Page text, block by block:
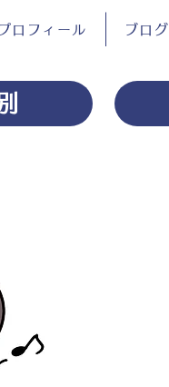
プロフィール ブログ